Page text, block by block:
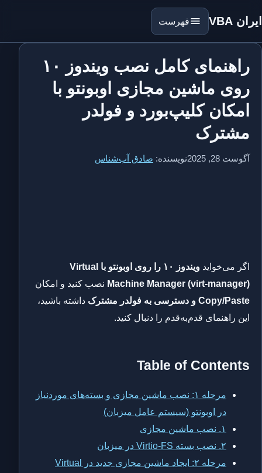
ایران VBA فهرست
راهنمای کامل نصب ویندوز ۱۰
روی ماشین مجازی اوبونتو با
امکان کلیپ‌بورد و فولدر
مشترک
آگوست 28, 2025 نویسنده: صادق آب‌شناس
اگر می‌خواید
ویندوز ۱۰ را روی اوبونتو با Virtual
Machine Manager (virt-manager) نصب کنید و امکان
Copy/Paste و دسترسی به فولدر مشترک
داشته باشید،
این راهنمای قدم‌به‌قدم را دنبال کنید.
Table of Contents
مرحله ۱: نصب ماشین مجازی و بسته‌های موردنیاز
در اوبونتو (سیستم عامل میزبان)
۱. نصب ماشین مجازی
۲. نصب بسته Virtio-FS در میزبان
مرحله ۲: ایجاد ماشین مجازی جدید در Virtual